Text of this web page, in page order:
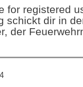
for registered
schickt dir in
der